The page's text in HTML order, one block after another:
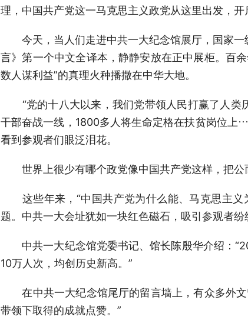
理，中国共产党这一马克思主义政党从这里出发，开
今天，当人们走进中共一大纪念馆展厅，国家
言》第一个中文全译本，静静安放在正中展柜。百
数人谋利益”的真理火种播撒在中华大地。
“党的十八大以来，我们党带领人民打赢了人类
干部奋战一线，1800多人将生命定格在扶贫岗位
看到参观者们眼泛泪花。
世界上很少有哪个政党像中国共产党这样，把公
这些年来，“中国共产党为什么能、马克思主义
题。中共一大会址犹如一块红色磁石，吸引参观者纷
中共一大纪念馆党委书记、馆长陈殷华介绍：
10万人次，均创历史新高。”
在中共一大纪念馆尾厅的留言墙上，有众多外文
带领下取得的成就点赞。”